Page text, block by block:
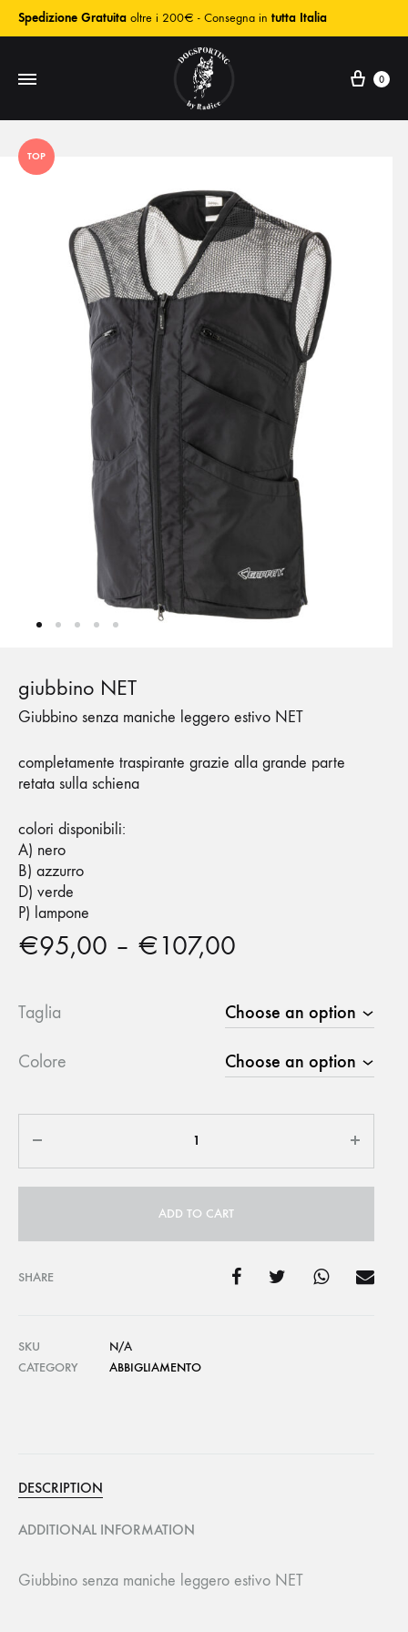
Spedizione Gratuita oltre i 200€ - Consegna in tutta Italia
0
TOP
giubbino NET
Giubbino senza maniche leggero estivo NET
completamente traspirante grazie alla grande parte
retata sulla schiena
colori disponibili:
A) nero
B) azzurro
D) verde
P) lampone
€95,00 – €107,00
Taglia
Colore
ADD TO CART
SHARE
SKU
N/A
CATEGORY
ABBIGLIAMENTO
DESCRIPTION
ADDITIONAL INFORMATION
Giubbino senza maniche leggero estivo NET